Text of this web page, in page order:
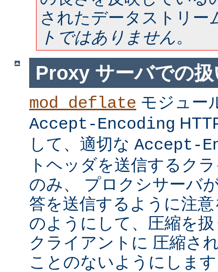
されたデータストリー
トではありません。
Proxy サーバでの扱
mod_deflate モジュー
Accept-Encoding
して、適切な Accept-
トヘッダを送信するク
のみ、 プロクシサーバ
答を送信するように注
のようにして、圧縮を
クライアントに 圧縮さ
ことのないようにしま